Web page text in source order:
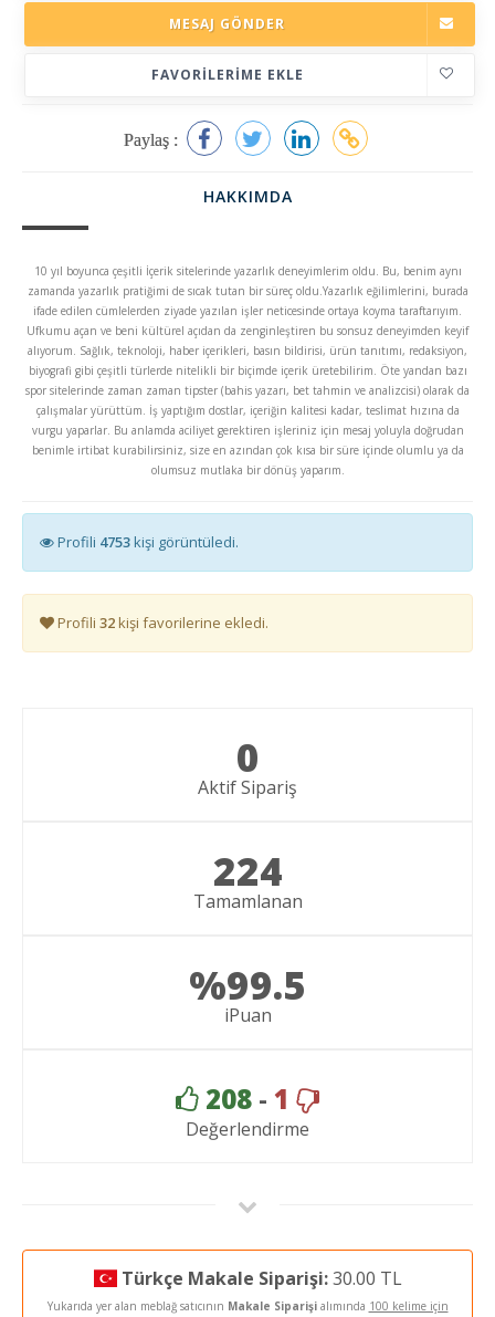
MESAJ GÖNDER
FAVORILERIME EKLE
Paylaş :
HAKKIMDA
10 yıl boyunca çeşitli İçerik sitelerinde yazarlık deneyimlerim oldu. Bu, benim aynı
zamanda yazarlık pratiğimi de sıcak tutan bir süreç oldu.Yazarlık eğilimlerini, burada
ifade edilen cümlelerden ziyade yazılan işler neticesinde ortaya koyma taraftarıyım.
Ufkumu açan ve beni kültürel açıdan da zenginleştiren bu sonsuz deneyimden keyif
alıyorum. Sağlık, teknoloji, haber içerikleri, basın bildirisi, ürün tanıtımı, redaksiyon,
biyografi gibi çeşitli türlerde nitelikli bir biçimde içerik üretebilirim. Öte yandan bazı
spor sitelerinde zaman zaman tipster (bahis yazarı, bet tahmin ve analizcisi) olarak da
çalışmalar yürüttüm. İş yaptığım dostlar, içeriğin kalitesi kadar, teslimat hızına da
vurgu yaparlar. Bu anlamda aciliyet gerektiren işleriniz için mesaj yoluyla doğrudan
benimle irtibat kurabilirsiniz, size en azından çok kısa bir süre içinde olumlu ya da
olumsuz mutlaka bir dönüş yaparım.
Profili 4753kişi görüntüledi.
Profili 32kişi favorilerine ekledi.
0
Aktif Sipariş
224
Tamamlanan
%99.5
iPuan
208 - 1
Değerlendirme
Türkçe Makale Siparişi:30.00 TL
Yukarıda yer alan meblağ satıcının Makale Siparişialımında 100 kelime için